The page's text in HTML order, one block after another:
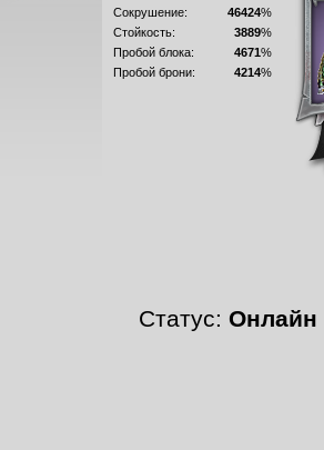
Сокрушение:
46424%
Стойкость:
3889%
Пробой блока:
4671%
Пробой брони:
4214%
Статус: Онлайн